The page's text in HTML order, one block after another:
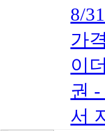
8/
가
이
권
서